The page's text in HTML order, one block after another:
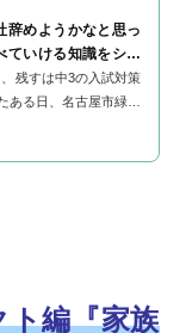
辞めようかなと思っ
ていける知識をシェ
残すは中3の入試対策
ある日、名古屋市緑区
ト編『家族